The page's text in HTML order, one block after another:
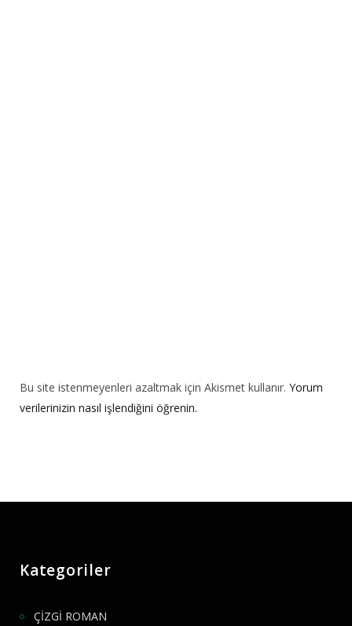
Bu site istenmeyenleri azaltmak için Akismet kullanır. Yorum
verilerinizin nasıl işlendiğini öğrenin.
Kategoriler
ÇİZGİ ROMAN